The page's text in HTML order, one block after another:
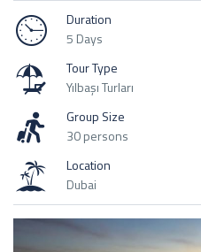
Duration
5 Days
Tour Type
Yılbaşı Turları
Group Size
30 persons
Location
Dubai